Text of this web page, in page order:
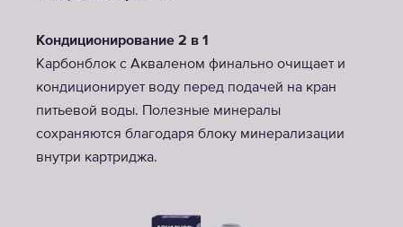
Кондиционирование 2 в 1
Карбонблок с Акваленом финально очищает и
кондиционирует воду перед подачей на кран
питьевой воды. Полезные минералы
сохраняются благодаря блоку минерализации
внутри картриджа.